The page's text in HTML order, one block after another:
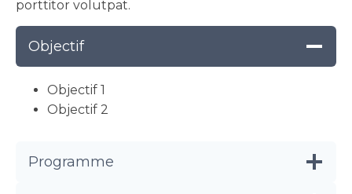
porttitor volutpat.
Objectif
Objectif 1
Objectif 2
Programme